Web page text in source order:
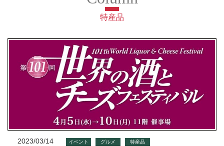
特産品
2023/03/14 イベント グルメ 特産品